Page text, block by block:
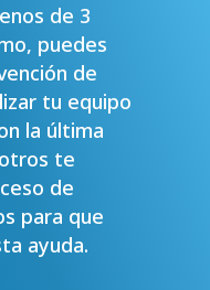
de 3
puedes
de
tu equipo
la última
te
de
para que
ayuda.